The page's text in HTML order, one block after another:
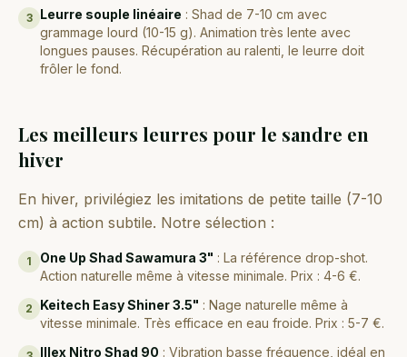
3 Leurre souple linéaire : Shad de 7-10 cm avec
grammage lourd (10-15 g). Animation très lente avec
longues pauses. Récupération au ralenti, le leurre doit
frôler le fond.
Les meilleurs leurres pour le sandre en
hiver
En hiver, privilégiez les imitations de petite taille (7-10
cm) à action subtile. Notre sélection :
1 One Up Shad Sawamura 3" : La référence drop-shot.
Action naturelle même à vitesse minimale. Prix : 4-6 €.
2 Keitech Easy Shiner 3.5" : Nage naturelle même à
vitesse minimale. Très efficace en eau froide. Prix : 5-7 €.
Illex Nitro Shad 90 : Vibration basse fréquence, idéal en